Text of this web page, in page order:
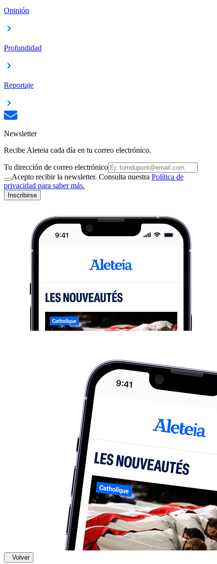
Opinión
Profundidad
Reportaje
Newsletter
Recibe Aleteia cada día en tu correo electrónico.
Tu dirección de correo electrónico
Acepto recibir la newsletter. Consulta nuestra Política de
privacidad para saber más.
Inscribirse
Volver